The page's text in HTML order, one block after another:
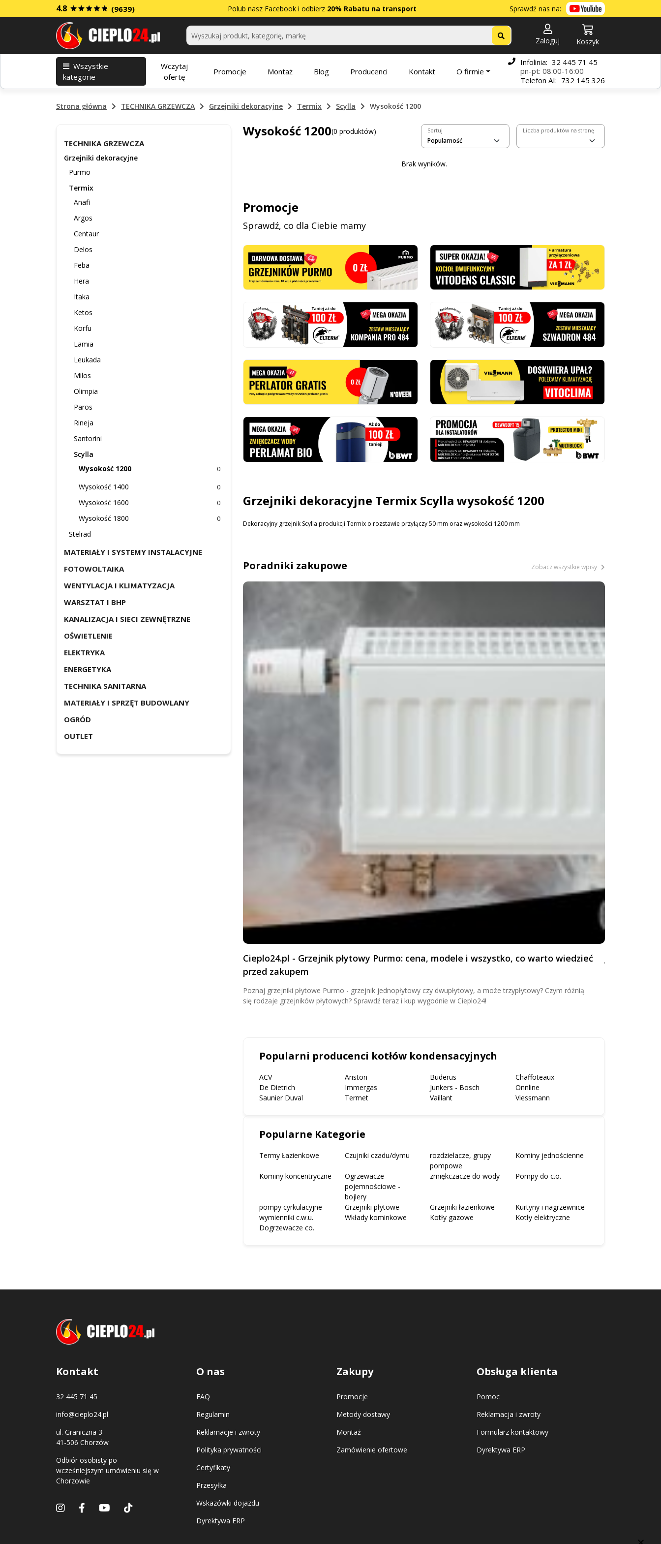
4.8 (9639) Polub nasz Facebook i odbierz 20% Rabatu na transport Sprawdź nas na:
Kategorie
Zaloguj Koszyk
Wszystkie
kategorie
Wczytaj
ofertę
Promocje Montaż Blog Producenci Kontakt O firmie
Infolinia: 32 445 71 45
pn-pt: 08:00-16:00
Telefon AI: 732 145 326
Strona główna TECHNIKA GRZEWCZA Grzejniki dekoracyjne Termix Scylla Wysokość 1200
TECHNIKA GRZEWCZA
Grzejniki dekoracyjne
Purmo
Termix
Anafi
Argos
Centaur
Delos
Feba
Hera
Itaka
Ketos
Korfu
Lamia
Leukada
Milos
Olimpia
Paros
Rineja
Santorini
Scylla
Wysokość 1200
0
Wysokość 1400 0
Wysokość 1600 0
Wysokość 1800 0
Stelrad
MATERIAŁY I SYSTEMY INSTALACYJNE
FOTOWOLTAIKA
WENTYLACJA I KLIMATYZACJA
WARSZTAT I BHP
KANALIZACJA I SIECI ZEWNĘTRZNE
OŚWIETLENIE
ELEKTRYKA
ENERGETYKA
TECHNIKA SANITARNA
MATERIAŁY I SPRZĘT BUDOWLANY
OGRÓD
OUTLET
Wysokość 1200(0 produktów) Sortuj Liczba produktów na stronę
Brak wyników.
Promocje
Sprawdź, co dla Ciebie mamy
Grzejniki dekoracyjne Termix Scylla wysokość 1200
Dekoracyjny grzejnik Scylla produkcji Termix o rozstawie przyłączy 50 mm oraz wysokości 1200 mm
Poradniki zakupowe Zobacz wszystkie wpisy
Cieplo24.pl - Grzejnik płytowy Purmo: cena, modele i wszystko, co warto wiedzieć
przed zakupem
Poznaj grzejniki płytowe Purmo - grzejnik jednopłytowy czy dwupłytowy, a może trzypłytowy? Czym różnią
się rodzaje grzejników płytowych? Sprawdź teraz i kup wygodnie w Cieplo24!
Popularni producenci kotłów kondensacyjnych
ACV Ariston Buderus
Chaffoteaux
De Dietrich
Immergas Junkers - Bosch
Onnline
Saunier Duval
Termet Vaillant Viessmann
Popularne Kategorie
Termy Łazienkowe Czujniki czadu/dymu
rozdzielacze, grupy
pompowe
Kominy jednościenne
Kominy koncentryczne
Ogrzewacze
pojemnościowe -
bojlery
zmiękczacze do wody Pompy do c.o.
pompy cyrkulacyjne Grzejniki płytowe Grzejniki łazienkowe
Kurtyny i nagrzewnice
wymienniki c.w.u.
Wkłady kominkowe Kotły gazowe
Kotły elektryczne
Dogrzewacze co.
Kontakt
32 445 71 45
info@cieplo24.pl
ul. Graniczna 3
41-506 Chorzów
Odbiór osobisty po
wcześniejszym umówieniu się w
Chorzowie
O nas
FAQ
Regulamin
Reklamacje i zwroty
Polityka prywatności
Certyfikaty
Przesyłka
Wskazówki dojazdu
Dyrektywa ERP
Zakupy
Promocje
Metody dostawy
Montaż
Zamówienie ofertowe
Obsługa klienta
Pomoc
Reklamacja i zwroty
Formularz kontaktowy
Dyrektywa ERP